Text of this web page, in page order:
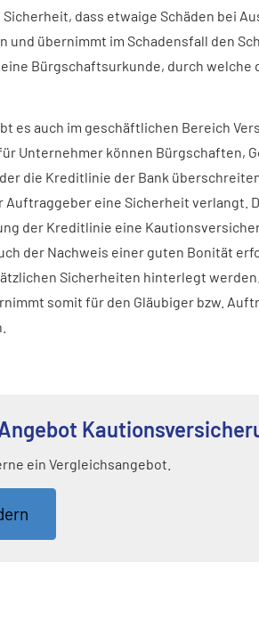
dass etwaige Schäden bei
und übernimmt im Schadensfall den
Bürgschaftsurkunde, durch welche
es auch im geschäftlichen Bereich
Unternehmer können Bürgschaften,
die Kreditlinie der Bank
Auftraggeber eine Sicherheit verlangt.
der Kreditlinie eine
der Nachweis einer guten Bonität
Sicherheiten hinterlegt
somit für den Gläubiger bzw.
ein Vergleichsangebot.